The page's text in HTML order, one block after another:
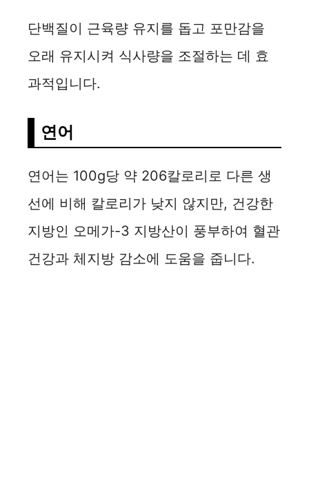
단백질이 근육량 유지를 돕고 포만감을
오래 유지시켜 식사량을 조절하는 데 효
과적입니다.
연어
연어는 100g당 약 206칼로리로 다른 생
선에 비해 칼로리가 낮지 않지만, 건강한
지방인 오메가-3 지방산이 풍부하여 혈관
건강과 체지방 감소에 도움을 줍니다.